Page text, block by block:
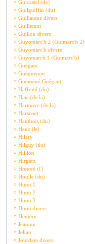
¤ Guicastel (de)
¤ Guilguiffin (du)
¤ Guillaume divers
¤ Guillemot
¤ Guillou divers
¤ Guyomarc'h 2 (Guimarc'h 2)
¤ Guyomarc'h divers
¤ Guyomarch 1 (Guimarc'h)
¤ Guégant
¤ Guéguenou
¤ Guéméné-Guégant
¤ Haffond (du)
¤ Haie (de la)
¤ Harmoye (de la)
¤ Harscoet
¤ Hautbois (du)
¤ Heuc (le)
¤ Hilary
¤ Hilguy (du)
¤ Hillion
¤ Hirgarz
¤ Honoré (l')
¤ Houlle (du)
¤ Huon 1
¤ Huon 2
¤ Huon 3
¤ Huon divers
¤ Hémery
¤ Jeannin
¤ Jehan
¤ Jourdain divers